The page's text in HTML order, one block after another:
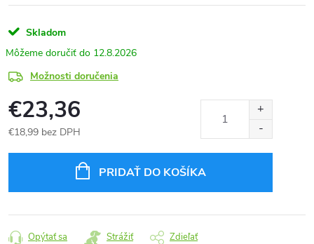
Skladom
12.8.2026
Možnosti doručenia
€23,36
€18,99 bez DPH
PRIDAŤ DO KOŠÍKA
Opýtať sa Strážiť Zdieľať